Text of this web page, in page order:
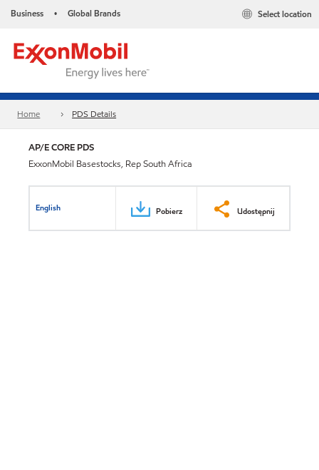
Business • Global Brands Select location
Home PDS Details
AP/E CORE PDS
ExxonMobil Basestocks, Rep South Africa
English Pobierz Udostępnij